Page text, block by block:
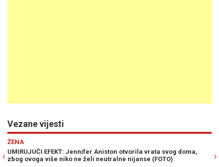
Vezane vijesti
SHOW
JEDAN "LIKE" REKAO SVE: Jennifer Aniston ovim korakom
potvrdila da su šuškanja o novoj vezi istinita (FOTO)
Previous